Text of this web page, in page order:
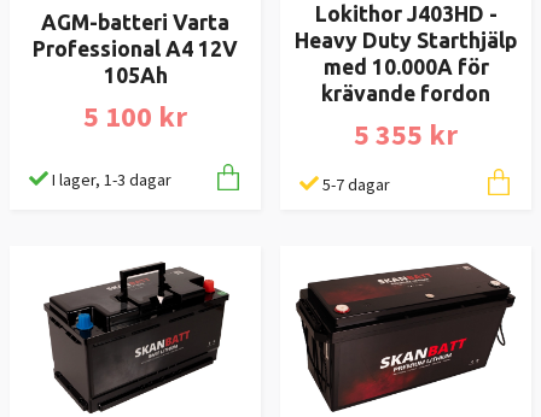
AGM-batteri Varta
Professional A4 12V
105Ah
5 100 kr
I lager, 1-3 dagar
Lokithor J403HD -
Heavy Duty Starthjälp
med 10.000A för
krävande fordon
5 355 kr
5-7 dagar